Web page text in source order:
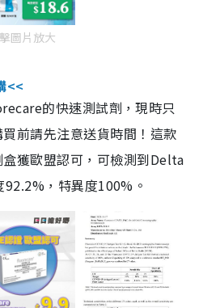
圖片放大
<<
的快速測試劑，現時只
前請先注意送貨時間！這款
獲歐盟認可，可檢測到Delta
，特異度100%。